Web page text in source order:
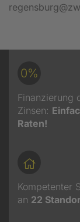
0%
Finanzierung
Zinsen:
Raten!
Kompetenter
an 22